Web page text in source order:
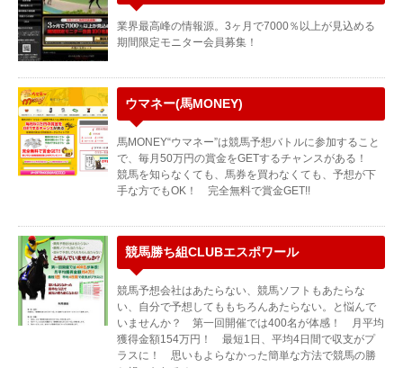
業界最高峰の情報源。3ヶ月で7000％以上が見込める
期間限定モニター会員募集！
ウマネー(馬MONEY)
馬MONEY“ウマネー”は競馬予想バトルに参加すること
で、毎月50万円の賞金をGETするチャンスがある！
競馬を知らなくても、馬券を買わなくても、予想が下
手な方でもOK！ 完全無料で賞金GET!!
競馬勝ち組CLUBエスポワール
競馬予想会社はあたらない、競馬ソフトもあたらな
い、自分で予想してももちろんあたらない。と悩んで
いませんか？ 第一回開催では400名が体感！ 月平均
獲得金額154万円！ 最短1日、平均4日間で収支がプ
ラスに！ 思いもよらなかった簡単な方法で競馬の勝